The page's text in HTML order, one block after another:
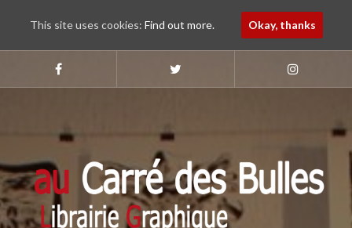
nous
nous
nous
This site uses cookies: Find out more. Okay, thanks